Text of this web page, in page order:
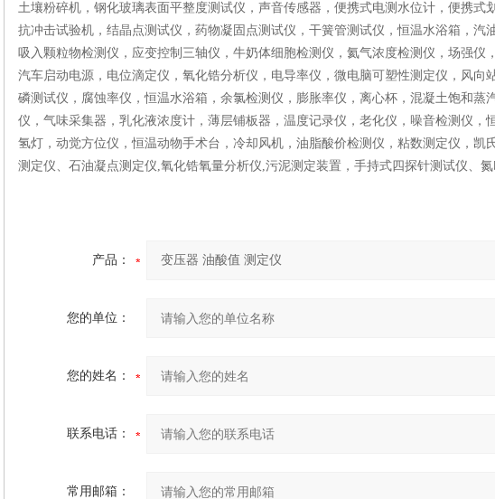
土壤粉碎机，钢化玻璃表面平整度测试仪，声音传感器，便携式电测水位计，便携
抗冲击试验机，结晶点测试仪，药物凝固点测试仪，干簧管测试仪，恒温水浴箱，汽
吸入颗粒物检测仪，应变控制三轴仪，牛奶体细胞检测仪，氦气浓度检测仪，场强
汽车启动电源，电位滴定仪，氧化锆分析仪，电导率仪，微电脑可塑性测定仪，风
磷测试仪，腐蚀率仪，恒温水浴箱，余氯检测仪，膨胀率仪，离心杯，混凝土饱和
仪，气味采集器，乳化液浓度计，薄层铺板器，温度记录仪，老化仪，噪音检测仪
氢灯，动觉方位仪，恒温动物手术台，冷却风机，油脂酸价检测仪，粘数测定仪，
测定仪、石油凝点测定仪,氧化锆氧量分析仪,污泥测定装置，手持式四探针测试仪、
产品：
您的单位：
您的姓名：
联系电话：
常用邮箱：